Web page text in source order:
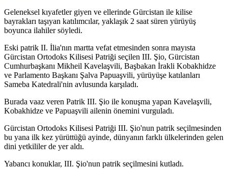
Geleneksel kıyafetler giyen ve ellerinde Gürcistan ile kilise
bayrakları taşıyan katılımcılar, yaklaşık 2 saat süren yürüyüş
boyunca ilahiler söyledi.
Eski patrik II. İlia'nın martta vefat etmesinden sonra mayısta
Gürcistan Ortodoks Kilisesi Patriği seçilen III. Şio, Gürcistan
Cumhurbaşkanı Mikheil Kavelaşvili, Başbakan İrakli Kobakhidze
ve Parlamento Başkanı Şalva Papuaşvili, yürüyüşe katılanları
Sameba Katedrali'nin avlusunda karşıladı.
Burada vaaz veren Patrik III. Şio ile konuşma yapan Kavelaşvili,
Kobakhidze ve Papuaşvili ailenin önemini vurguladı.
Gürcistan Ortodoks Kilisesi Patriği III. Şio'nun patrik seçilmesinden
bu yana ilk kez yürüttüğü ayinde, dünyanın farklı ülkelerinden gelen
dini yetkililer de yer aldı.
Yabancı konuklar, III. Şio'nun patrik seçilmesini kutladı.